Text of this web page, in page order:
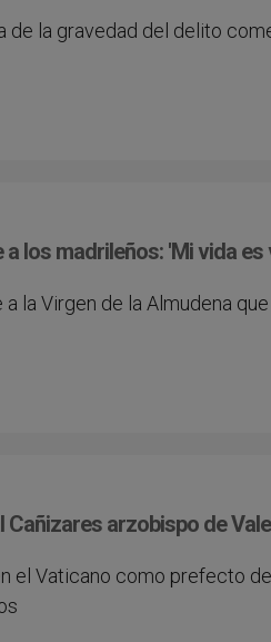
de la gravedad del delito
los madrileños: 'Mi vida es
la Virgen de la Almudena
Cañizares arzobispo de
el Vaticano como prefecto